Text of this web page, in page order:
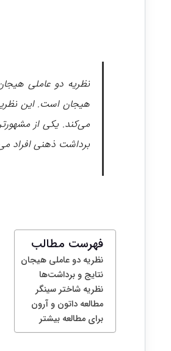
نظریه دو عاملی
هیجان است. این
می‌کند. یکی از
برداشت ذهنی افراد
فهرست مطالب
نظریه دو عاملی هیجان
نتایج و برداشت‌ها
نظریه شاختر سینگر
مطالعه داتون و آرون
برای مطالعه بیشتر